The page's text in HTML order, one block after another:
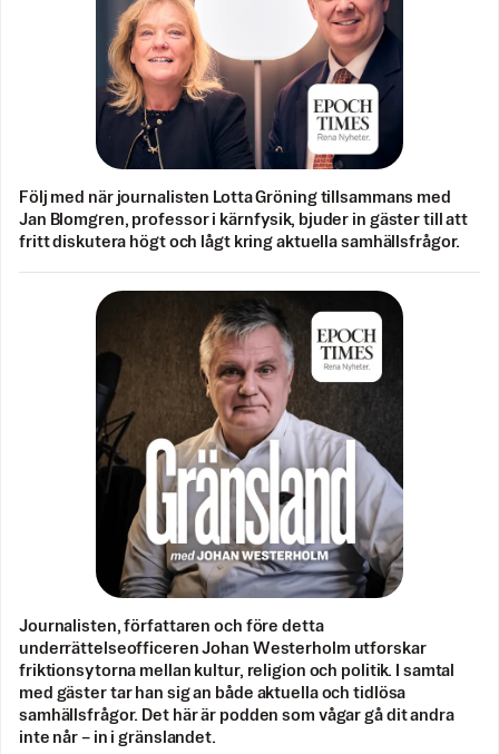
Följ med när journalisten Lotta Gröning tillsammans med
Jan Blomgren, professor i kärnfysik, bjuder in gäster till att
fritt diskutera högt och lågt kring aktuella samhällsfrågor.
Journalisten, författaren och före detta
underrättelseofficeren Johan Westerholm utforskar
friktionsytorna mellan kultur, religion och politik. I samtal
med gäster tar han sig an både aktuella och tidlösa
samhällsfrågor. Det här är podden som vågar gå dit andra
inte når – in i gränslandet.